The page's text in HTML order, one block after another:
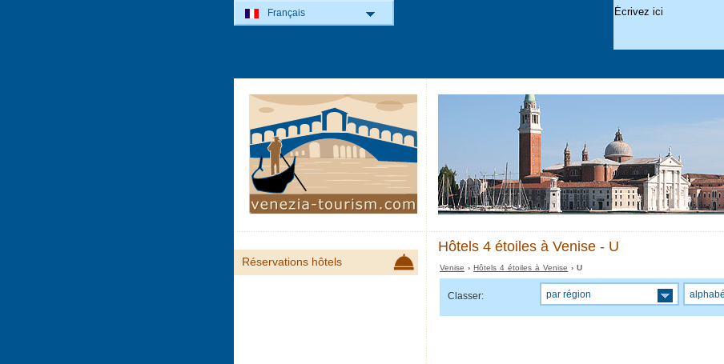
Hôtels 4 étoiles à Venise - U
Venise ›Hôtels 4 étoiles à Venise › U
Classer: par région
Réservations hôtels
Français